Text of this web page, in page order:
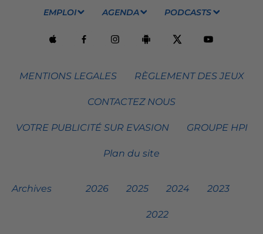
EMPLOI AGENDA PODCASTS
MENTIONS LEGALES RÈGLEMENT DES JEUX
CONTACTEZ NOUS
VOTRE PUBLICITÉ SUR EVASION GROUPE HPI
Plan du site
Archives 2026 2025 2024 2023
2022